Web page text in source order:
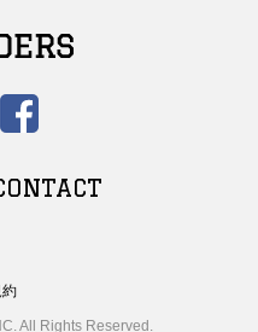
All Rights Reserved.